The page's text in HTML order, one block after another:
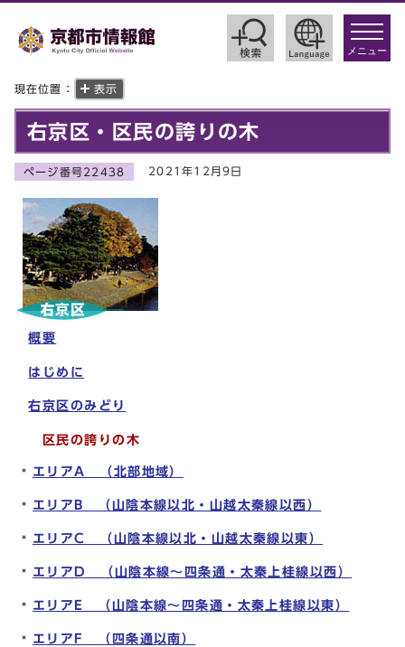
toggle
メニュー
現在位置： 表示
右京区・区民の誇りの木
ページ番号22438 2021年12月9日
概要
はじめに
右京区のみどり
区民の誇りの木
エリアA （北部地域）
エリアB （山陰本線以北・山越太秦線以西）
エリアC （山陰本線以北・山越太秦線以東）
エリアD （山陰本線～四条通・太秦上桂線以西）
エリアE （山陰本線～四条通・太秦上桂線以東）
エリアF （四条通以南）